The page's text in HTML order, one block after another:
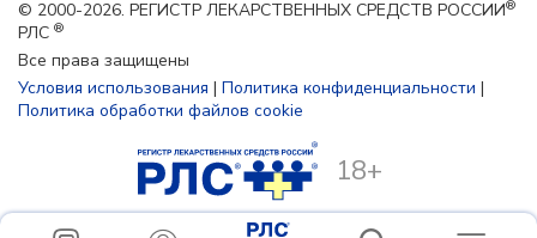
© 2000-2026. РЕГИСТР ЛЕКАРСТВЕННЫХ СРЕДСТВ РОССИИ®
РЛС ®
Все права защищены
Условия использования | Политика конфиденциальности |
Политика обработки файлов cookie
18+